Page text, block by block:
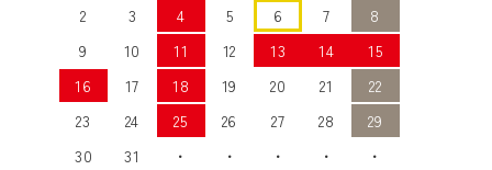
2
3 4 5 6 7
8
9
10 11 12 13 14
15
16
17 18 19 20 21
22
23
24 25 26 27 28
29
30
31 ・ ・ ・ ・ ・